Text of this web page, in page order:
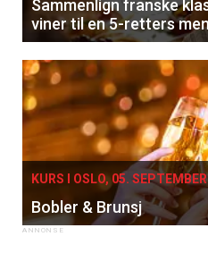
Sammenlign franske
viner til en 5-retters
KURS I OSLO, 05. SEPTEMBER
Bobler & Brunsj